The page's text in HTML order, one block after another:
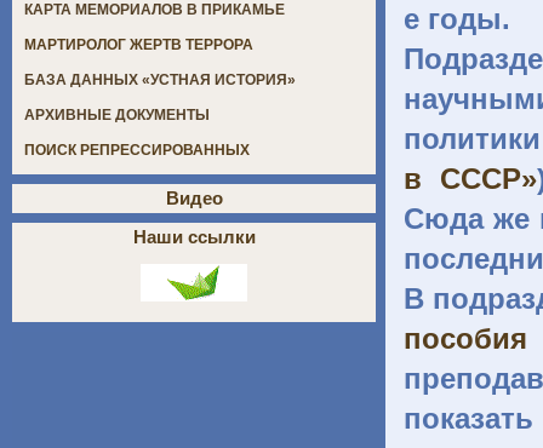
е годы.
в СССР»
Сюда же
В
пособия
КАРТА МЕМОРИАЛОВ В ПРИКАМЬЕ
МАРТИРОЛОГ ЖЕРТВ ТЕРРОРА
БАЗА ДАННЫХ «УСТНАЯ ИСТОРИЯ»
АРХИВНЫЕ ДОКУМЕНТЫ
ПОИСК РЕПРЕССИРОВАННЫХ
Видео
Наши ссылки